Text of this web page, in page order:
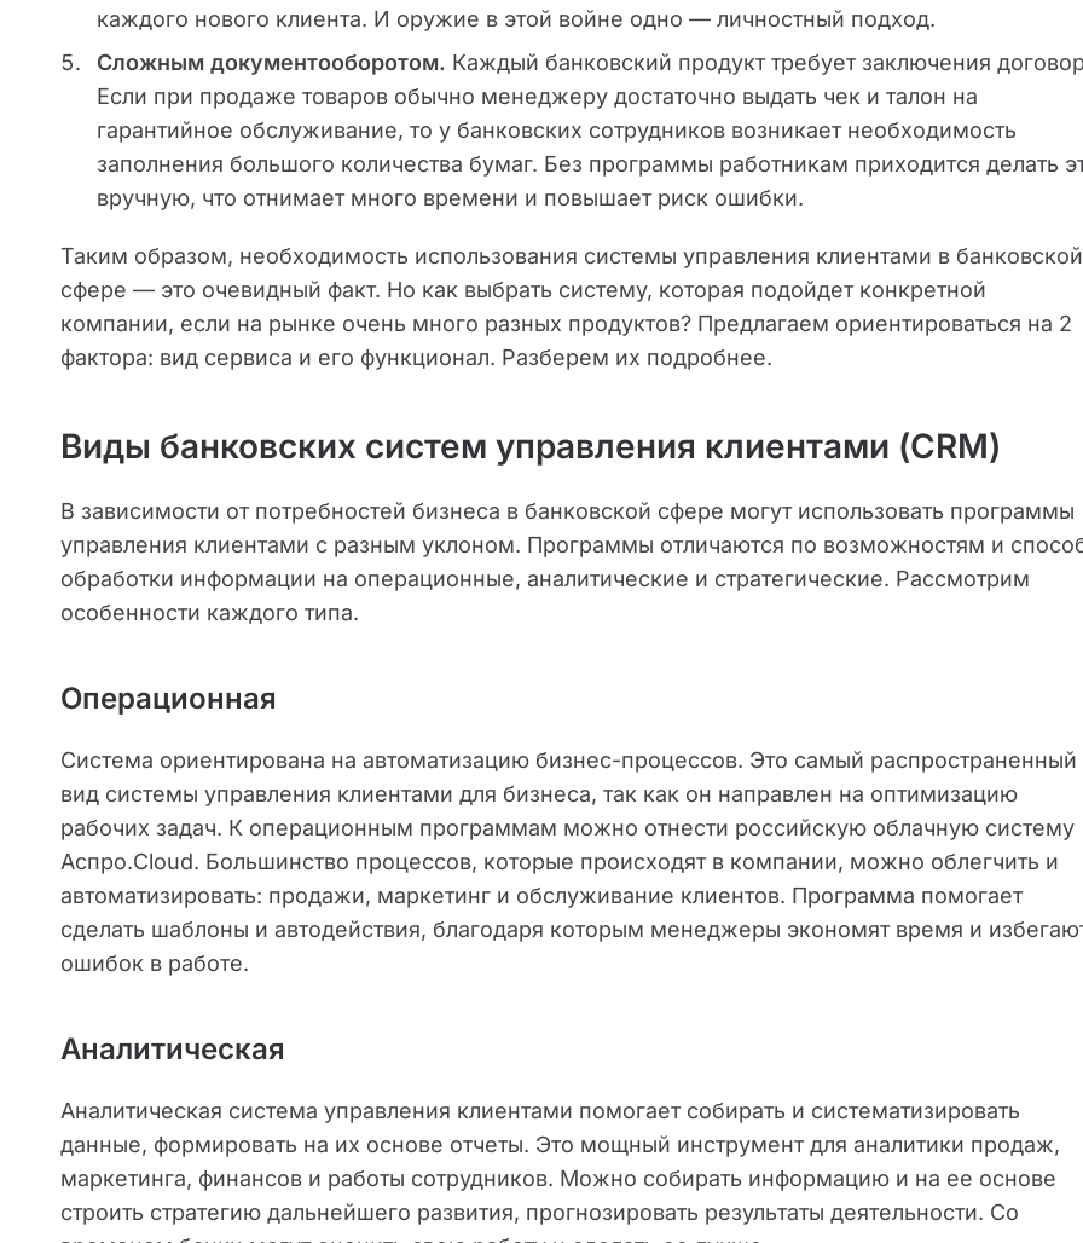
каждого нового клиента. И оружие в этой войне одно — личностный подход.
Сложным документооборотом. Каждый банковский продукт требует заключения
Если при продаже товаров обычно менеджеру достаточно выдать чек и талон на
гарантийное обслуживание, то у банковских сотрудников возникает необходимость
заполнения большого количества бумаг. Без программы работникам приходится делать
вручную, что отнимает много времени и повышает риск ошибки.
Таким образом, необходимость использования системы управления клиентами в банковской
сфере — это очевидный факт. Но как выбрать систему, которая подойдет конкретной
компании, если на рынке очень много разных продуктов? Предлагаем ориентироваться на 2
фактора: вид сервиса и его функционал. Разберем их подробнее.
Виды банковских систем управления клиентами (CRM)
В зависимости от потребностей бизнеса в банковской сфере могут использовать программы
управления клиентами с разным уклоном. Программы отличаются по возможностям и
обработки информации на операционные, аналитические и стратегические. Рассмотрим
особенности каждого типа.
Операционная
Система ориентирована на автоматизацию бизнес-процессов. Это самый распространенный
вид системы управления клиентами для бизнеса, так как он направлен на оптимизацию
рабочих задач. К операционным программам можно отнести российскую облачную систему
Аспро.Cloud. Большинство процессов, которые происходят в компании, можно облегчить и
автоматизировать: продажи, маркетинг и обслуживание клиентов. Программа помогает
сделать шаблоны и автодействия, благодаря которым менеджеры экономят время и
ошибок в работе.
Аналитическая
Аналитическая система управления клиентами помогает собирать и систематизировать
данные, формировать на их основе отчеты. Это мощный инструмент для аналитики продаж,
маркетинга, финансов и работы сотрудников. Можно собирать информацию и на ее основе
строить стратегию дальнейшего развития, прогнозировать результаты деятельности. Со